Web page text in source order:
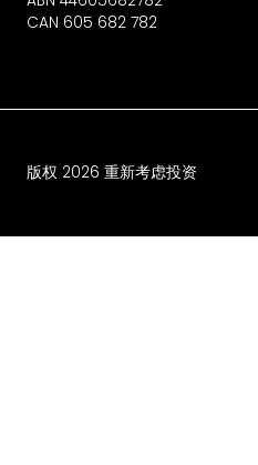
CAN 605 682 782
版权 2026 重新考虑投资